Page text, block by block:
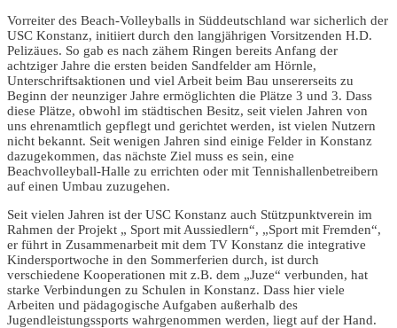
Vorreiter des Beach-Volleyballs in Süddeutschland war sicherlich der
USC Konstanz, initiiert durch den langjährigen Vorsitzenden H.D.
Pelizäues. So gab es nach zähem Ringen bereits Anfang der
achtziger Jahre die ersten beiden Sandfelder am Hörnle,
Unterschriftsaktionen und viel Arbeit beim Bau unsererseits zu
Beginn der neunziger Jahre ermöglichten die Plätze 3 und 3. Dass
diese Plätze, obwohl im städtischen Besitz, seit vielen Jahren von
uns ehrenamtlich gepflegt und gerichtet werden, ist vielen Nutzern
nicht bekannt. Seit wenigen Jahren sind einige Felder in Konstanz
dazugekommen, das nächste Ziel muss es sein, eine
Beachvolleyball-Halle zu errichten oder mit Tennishallenbetreibern
auf einen Umbau zuzugehen.
Seit vielen Jahren ist der USC Konstanz auch Stützpunktverein im
Rahmen der Projekt „ Sport mit Aussiedlern“, „Sport mit Fremden“,
er führt in Zusammenarbeit mit dem TV Konstanz die integrative
Kindersportwoche in den Sommerferien durch, ist durch
verschiedene Kooperationen mit z.B. dem „Juze“ verbunden, hat
starke Verbindungen zu Schulen in Konstanz. Dass hier viele
Arbeiten und pädagogische Aufgaben außerhalb des
Jugendleistungssports wahrgenommen werden, liegt auf der Hand.